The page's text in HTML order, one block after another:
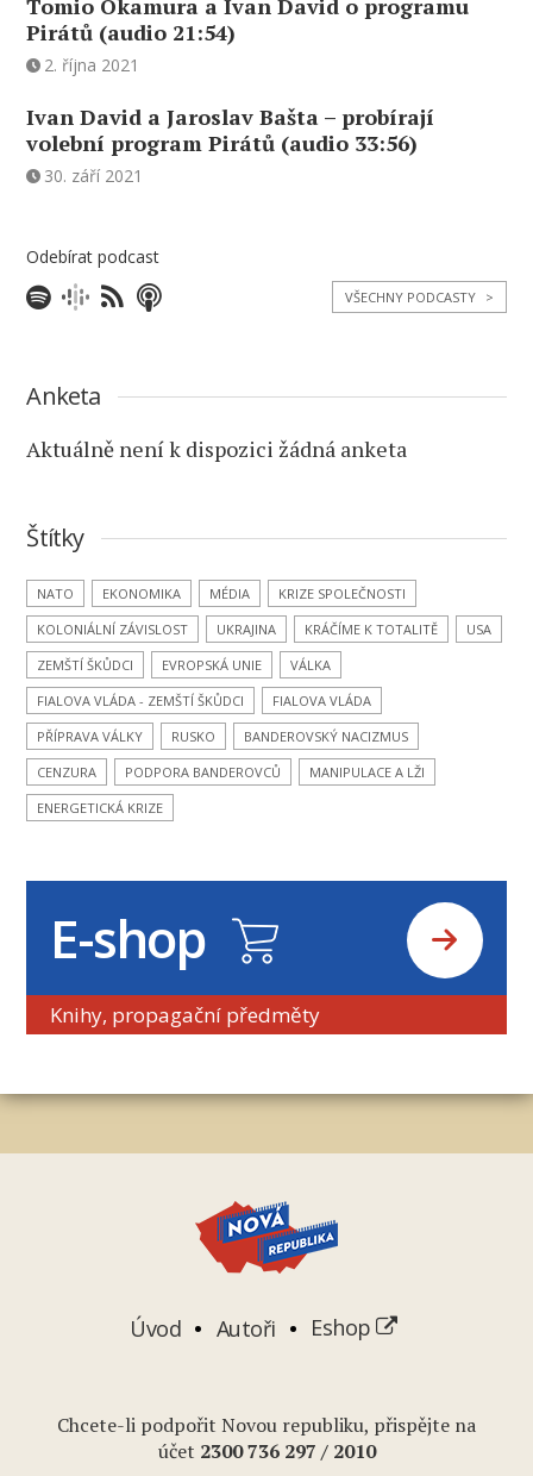
Pirátů (audio 21:54)
2. října 2021
Ivan David a Jaroslav Bašta – probírají
volební program Pirátů (audio 33:56)
30. září 2021
Odebírat podcast
VŠECHNY PODCASTY >
Anketa
Aktuálně není k dispozici žádná anketa
Štítky
NATO EKONOMIKA MÉDIA
KRIZE SPOLEČNOSTI
KOLONIÁLNÍ ZÁVISLOST
UKRAJINA KRÁČÍME K TOTALITĚ
USA
ZEMŠTÍ ŠKŮDCI
EVROPSKÁ UNIE
VÁLKA
FIALOVA VLÁDA - ZEMŠTÍ ŠKŮDCI
FIALOVA VLÁDA
PŘÍPRAVA VÁLKY
RUSKO
BANDEROVSKÝ NACIZMUS
CENZURA
PODPORA BANDEROVCŮ
MANIPULACE A LŽI
ENERGETICKÁ KRIZE
E-shop
Knihy, propagační předměty
Úvod Autoři Eshop
Chcete-li podpořit Novou republiku, přispějte na
účet 2300 736 297 / 2010